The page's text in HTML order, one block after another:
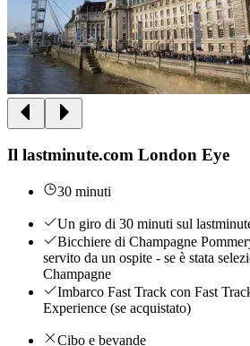
Il lastminute.com London Eye
30 minuti
Un giro di 30 minuti sul
Bicchiere di Champagne
servito da un ospite - se è stata
Champagne
Imbarco Fast Track con Fast
Experience (se acquistato)
Cibo e bevande